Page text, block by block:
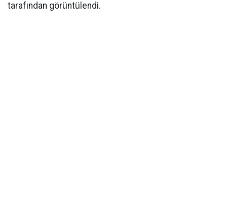
tarafından görüntülendi.